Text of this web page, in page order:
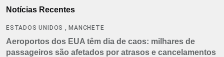
Notícias Recentes
ESTADOS UNIDOS ,MANCHETE
Aeroportos dos EUA têm dia de caos: milhares de
passageiros são afetados por atrasos e cancelamentos